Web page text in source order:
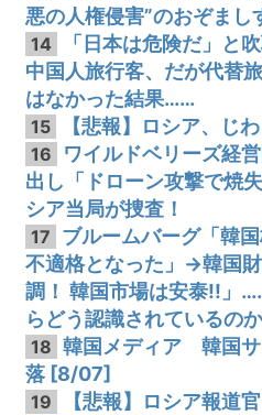
悪の人権侵害”のおぞまし
14
「日本は危険だ」と
中国人旅行客、だが代替
はなかった結果……
15 【悲報】ロシア、じ
16
ワイルドベリーズ経
出し「ドローン攻撃で焼
シア当局が捜査！
17 ブルームバーグ「韓
不適格となった」→韓国
調！ 韓国市場は安泰!!」
らどう認識されているの
18 韓国メディア 韓国サ
落 [8/07]
19
【悲報】ロシア報道